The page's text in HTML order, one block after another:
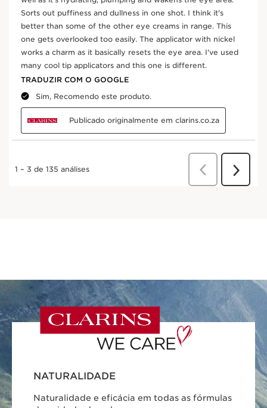
NATURALIDADE
Naturalidade e eficácia em todas as fórmulas